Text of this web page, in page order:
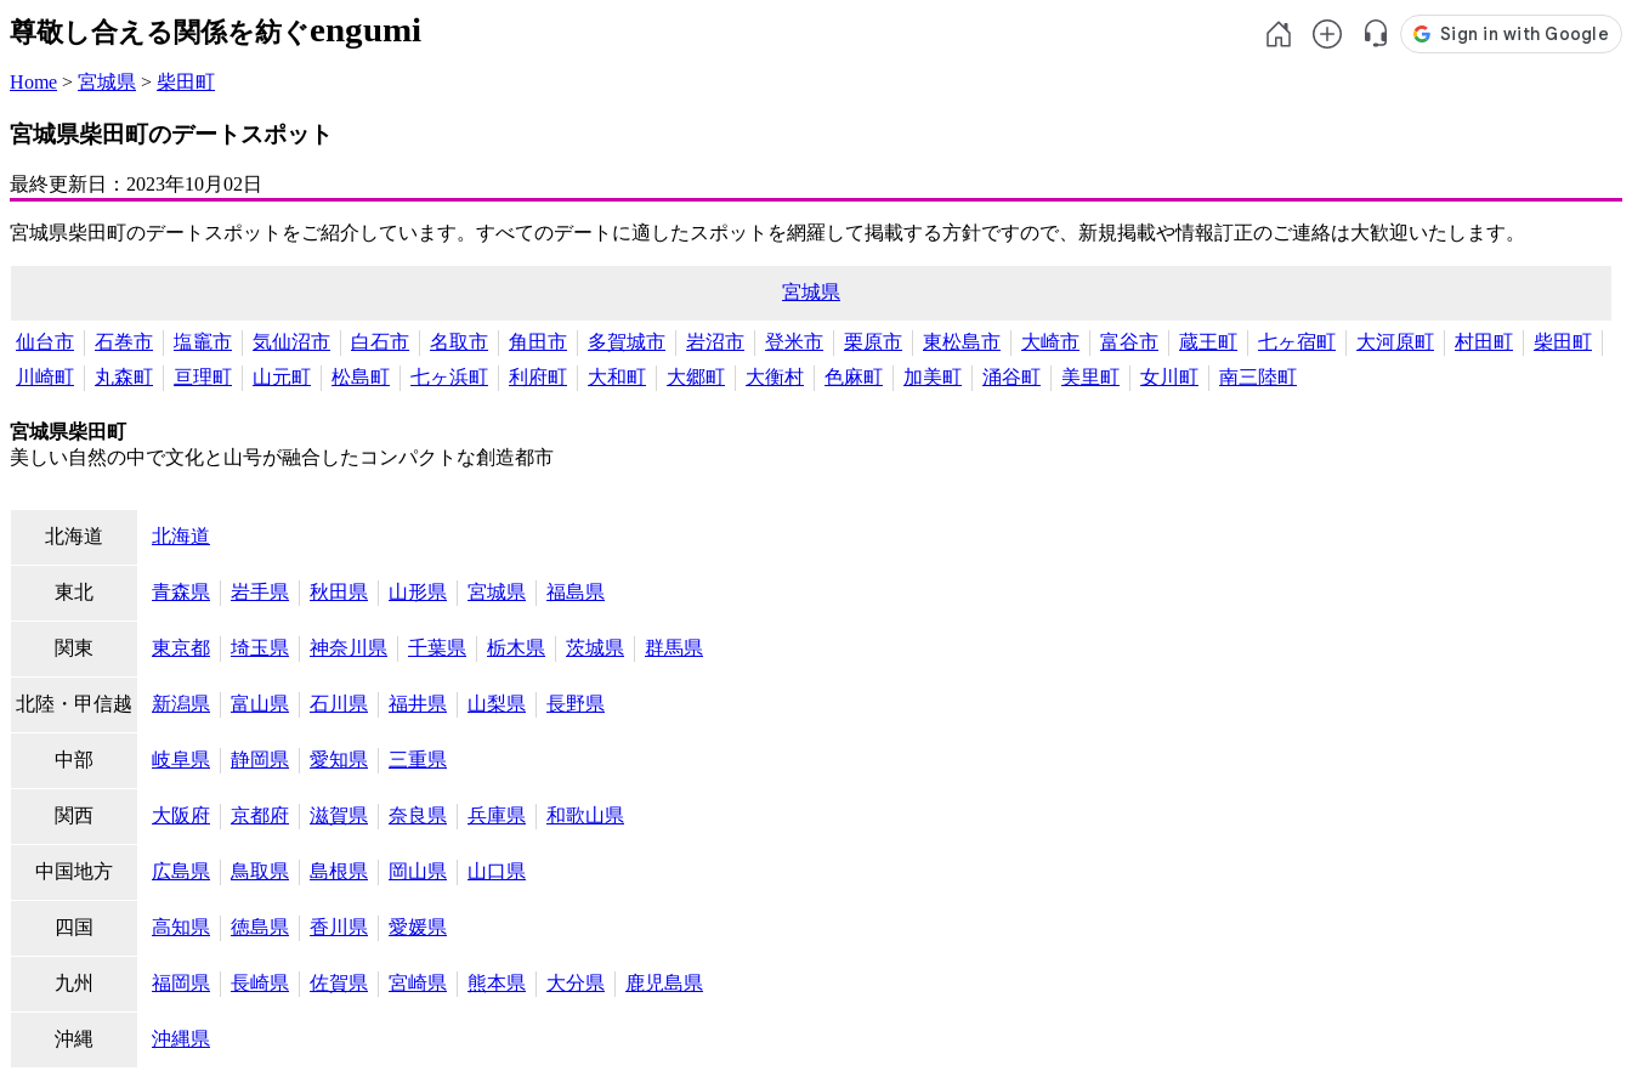
尊敬し合える関係を紡ぐengumi
Home > 宮城県 > 柴田町
宮城県柴田町のデートスポット
最終更新日： 2023年10月02日
宮城県柴田町のデートスポットをご紹介しています。すべてのデートに適したスポットを網羅して掲載する方針ですので、新規掲載や情報訂正のご連絡は大歓迎いたします。
宮城県
仙台市 石巻市 塩竈市 気仙沼市 白石市 名取市 角田市 多賀城市 岩沼市 登米市 栗原市 東松島市 大崎市 富谷市 蔵王町 七ヶ宿町 大河原町 村田町
柴田町
川崎町
丸森町 亘理町 山元町 松島町 七ヶ浜町 利府町 大和町 大郷町 大衡村 色麻町 加美町 涌谷町 美里町 女川町 南三陸町
宮城県柴田町
美しい自然の中で文化と山号が融合したコンパクトな創造都市
北海道 北海道
東北 青森県 岩手県 秋田県 山形県 宮城県 福島県
関東 東京都 埼玉県 神奈川県 千葉県 栃木県 茨城県 群馬県
北陸・甲信越 新潟県 富山県 石川県 福井県 山梨県 長野県
中部 岐阜県 静岡県 愛知県 三重県
関西 大阪府 京都府 滋賀県 奈良県 兵庫県 和歌山県
中国地方 広島県 鳥取県 島根県 岡山県 山口県
四国 高知県 徳島県 香川県 愛媛県
九州 福岡県 長崎県 佐賀県 宮崎県 熊本県 大分県 鹿児島県
沖縄 沖縄県